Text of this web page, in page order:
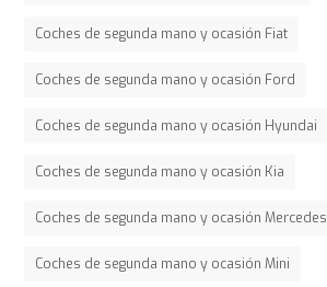
Coches de segunda mano y ocasión Fiat
Coches de segunda mano y ocasión Ford
Coches de segunda mano y ocasión Hyundai
Coches de segunda mano y ocasión Kia
Coches de segunda mano y ocasión Mercedes
Coches de segunda mano y ocasión Mini